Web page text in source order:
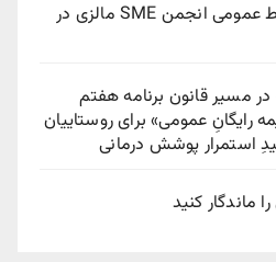
محمدرضا باقری مدیر روابط عمومی انجمن SME مالزی در
مسیر قانون برنامه هفتم
رایگانِ عمومی» برای روستاییان
استمرار پوشش درمانی
ماندگار کنید